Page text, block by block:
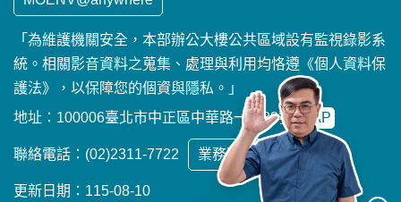
「為維護機關安全，本部辦公大樓公共區域設有監視錄影系
統。相關影音資料之蒐集、處理與利用均恪遵《個人資料保
護法》，以保障您的個資與隱私。」
地址：100006臺北市中正區中華路一段83號 MAP
聯絡電話：(02)2311-7722 業務聯繫窗口
更新日期：115-08-10